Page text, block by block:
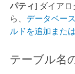
パティ] ダイア
ら、 データベー
ルドを追加また
テーブル名